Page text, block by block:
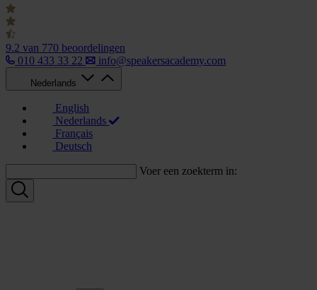
9.2 van 770 beoordelingen
010 433 33 22
info@speakersacademy.com
Nederlands
English
Nederlands
Français
Deutsch
Voer een zoekterm in: